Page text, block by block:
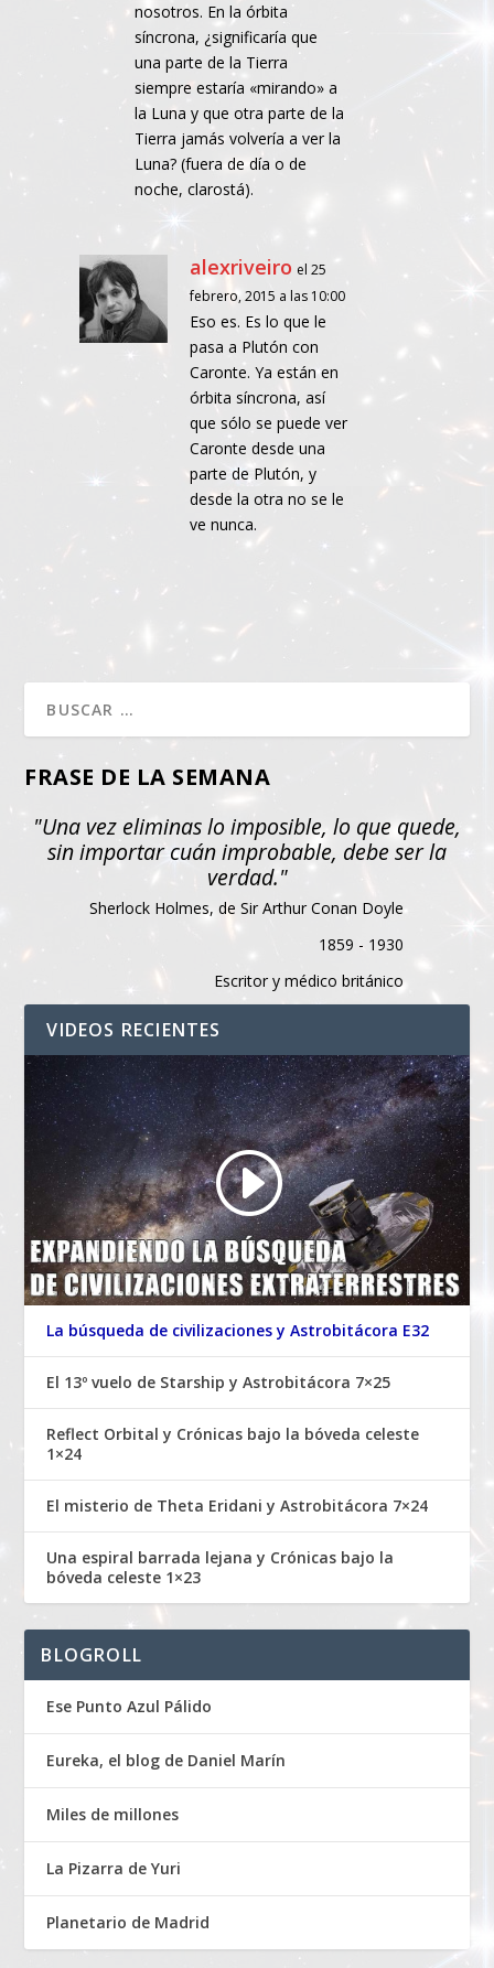
nosotros. En la órbita
síncrona, ¿significaría que
una parte de la Tierra
siempre estaría «mirando» a
la Luna y que otra parte de la
Tierra jamás volvería a ver la
Luna? (fuera de día o de
noche, clarostá).
alexriveiro el 25
febrero, 2015 a las 10:00
Eso es. Es lo que le
pasa a Plutón con
Caronte. Ya están en
órbita síncrona, así
que sólo se puede ver
Caronte desde una
parte de Plutón, y
desde la otra no se le
ve nunca.
FRASE DE LA SEMANA
"Una vez eliminas lo imposible, lo que quede,
sin importar cuán improbable, debe ser la
verdad."
Sherlock Holmes, de Sir Arthur Conan Doyle
1859 - 1930
Escritor y médico británico
VIDEOS RECIENTES
La búsqueda de civilizaciones y Astrobitácora E32
El 13º vuelo de Starship y Astrobitácora 7×25
Reflect Orbital y Crónicas bajo la bóveda celeste
1×24
El misterio de Theta Eridani y Astrobitácora 7×24
Una espiral barrada lejana y Crónicas bajo la
bóveda celeste 1×23
BLOGROLL
Ese Punto Azul Pálido
Eureka, el blog de Daniel Marín
Miles de millones
La Pizarra de Yuri
Planetario de Madrid